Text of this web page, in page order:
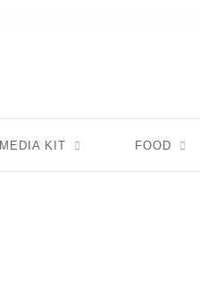
MEDIA KIT FOOD